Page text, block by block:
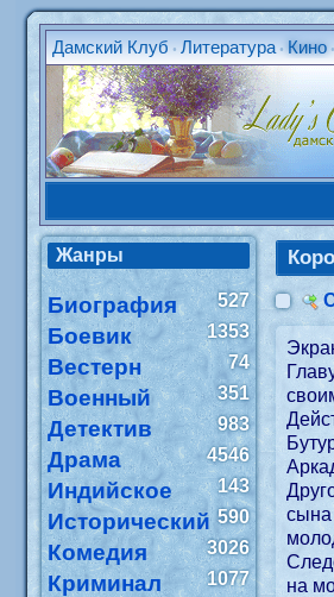
Дамский Клуб •Литература •Кино •
Жанры
Биография 527
Боевик 1353
Вестерн 74
Военный 351
Детектив 983
Драма 4546
Индийское 143
Исторический 590
Комедия 3026
Криминал 1077
сына
на